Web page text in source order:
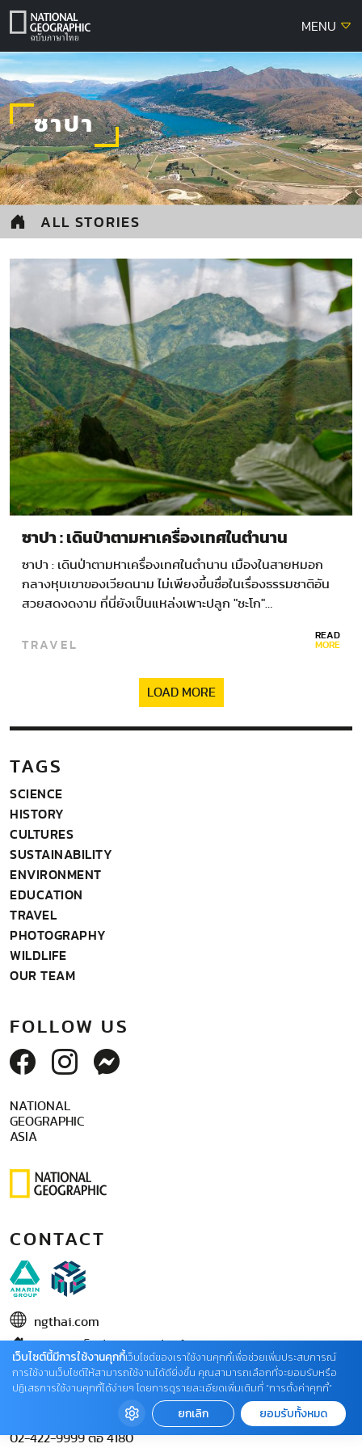
Skip
MENU
ซาปา
ALL STORIES
ซาปา : เดินป่าตามหาเครื่องเทศในตำนาน
ซาปา : เดินป่าตามหาเครื่องเทศในตำนาน เมืองในสายหมอก
กลางหุบเขาของเวียดนาม ไม่เพียงขึ้นชื่อในเรื่องธรรมชาติอัน
สวยสดงดงาม ที่นี่ยังเป็นแหล่งเพาะปลูก "ชะโก"…
TRAVEL READ
MORE
LOAD MORE
TAGS
SCIENCE
HISTORY
CULTURES
SUSTAINABILITY
ENVIRONMENT
EDUCATION
TRAVEL
PHOTOGRAPHY
WILDLIFE
OUR TEAM
FOLLOW US
NATIONAL
GEOGRAPHIC
ASIA
CONTACT
ngthai.com
ในเครือ บริษัท อมรินทร์ คอร์เปอเรชั่นส์ จำกัด (มหาชน)
02 422 9999 ต่อ 4220
ติดต่อแจ้งปัญหาหรือร้องเรียน
02-422-9999 ต่อ 4180
เว็บไซต์นี้มีการใช้งานคุกกี้เว็บไซต์ของเราใช้งานคุกกี้เพื่อช่วยเพิ่มประสบการณ์
การใช้งานเว็บไซต์ให้สามารถใช้งานได้ดียิ่งขึ้น คุณสามารถเลือกที่จะยอมรับหรือ
ปฏิเสธการใช้งานคุกกี้ได้ง่ายๆ โดยการดูรายละเอียดเพิ่มเติมที่ “การตั้งค่าคุกกี้”
ยกเลิก ยอมรับทั้งหมด